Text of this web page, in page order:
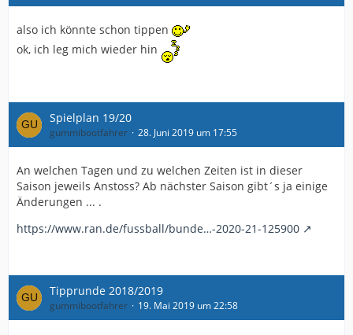
also ich könnte schon tippen
ok, ich leg mich wieder hin
Spielplan 19/20
gummibootfahrer 28. Juni 2019 um 17:55
An welchen Tagen und zu welchen Zeiten ist in dieser
Saison jeweils Anstoss? Ab nächster Saison gibt´s ja einige
Änderungen ... .
https://www.ran.de/fussball/bunde…-2020-21-125900
Tipprunde 2018/2019
gummibootfahrer 19. Mai 2019 um 22:58